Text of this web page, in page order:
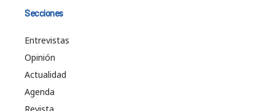
Secciones
Entrevistas
Opinión
Actualidad
Agenda